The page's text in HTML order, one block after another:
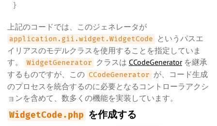
}
上記のコードでは、このジェネレータが
application.gii.widget.WidgetCode
というパスエ
イリアスのモデルクラスを使用することを指定していま
す。
WidgetGenerator クラスは CCodeGeneratorを継承
するものですが、この CCodeGenerator が、コード生成
のプロセスを統合するのに必要となるコントローラアクシ
ョンを含めて、数多くの機能を実装しています。
WidgetCode.php を作成する